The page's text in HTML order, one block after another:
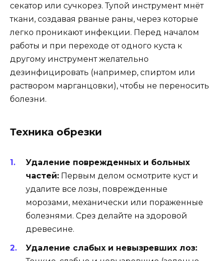
секатор или сучкорез. Тупой инструмент мнёт
ткани, создавая рваные раны, через которые
легко проникают инфекции. Перед началом
работы и при переходе от одного куста к
другому инструмент желательно
дезинфицировать (например, спиртом или
раствором марганцовки), чтобы не переносить
болезни.
Техника обрезки
Удаление поврежденных и больных
частей: Первым делом осмотрите куст и
удалите все лозы, поврежденные
морозами, механически или пораженные
болезнями. Срез делайте на здоровой
древесине.
Удаление слабых и невызревших лоз: